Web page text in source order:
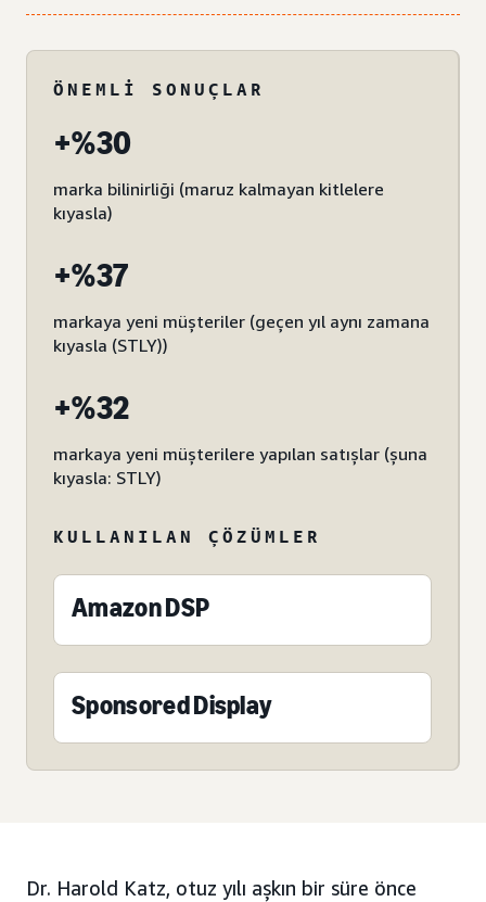
ÖNEMLI SONUÇLAR
+%30
marka bilinirliği (maruz kalmayan kitlelere
kıyasla)
+%37
markaya yeni müşteriler (geçen yıl aynı zamana
kıyasla (STLY))
+%32
markaya yeni müşterilere yapılan satışlar (şuna
kıyasla: STLY)
KULLANILAN ÇÖZÜMLER
Amazon DSP
Sponsored Display
Dr. Harold Katz, otuz yılı aşkın bir süre önce